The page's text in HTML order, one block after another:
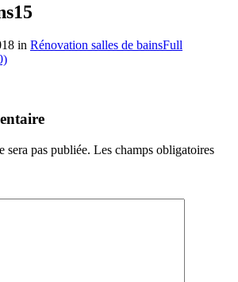
in Rénovation salles de bainsFull
sera pas publiée. Les champs obligatoires